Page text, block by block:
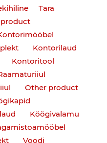
Tara
Kontorilaud
Kontoritool
Other product
Köögivalamu
Voodi